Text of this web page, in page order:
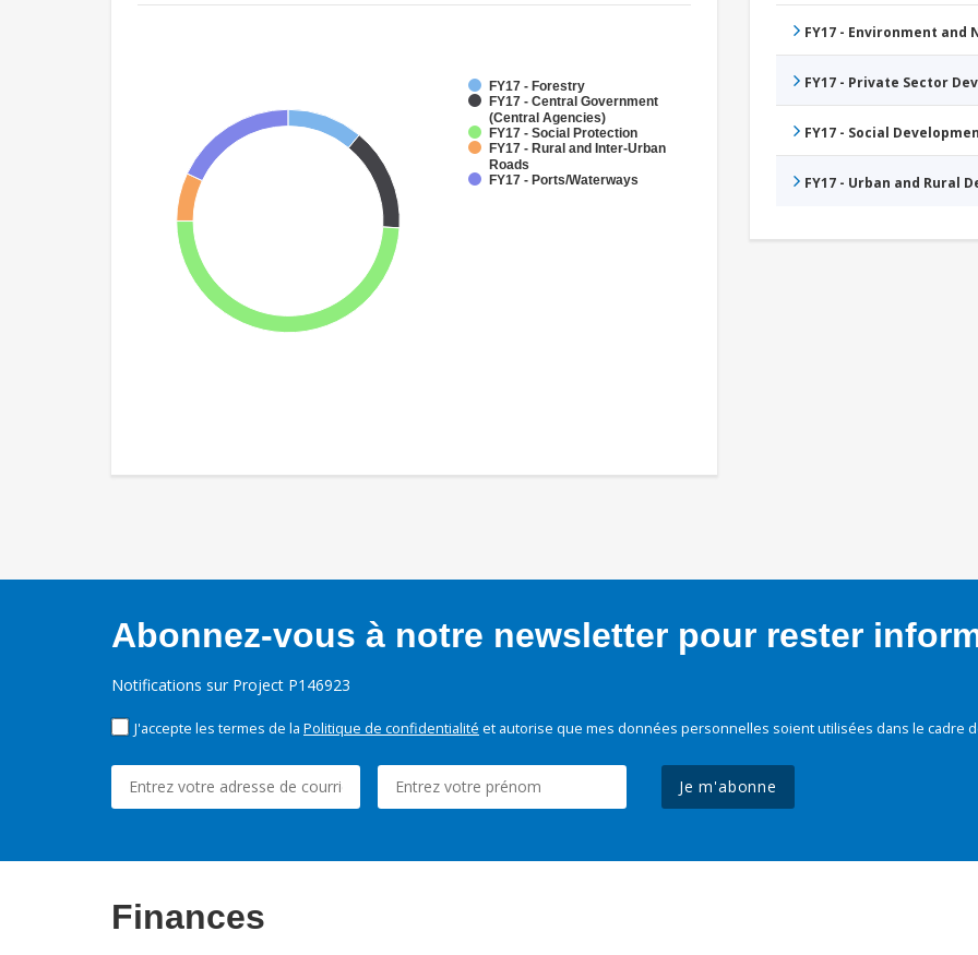
FY17 - Forestry
FY17 - Central Government
(Central Agencies)
FY17 - Social Protection
FY17 - Rural and Inter-Urban
Roads
FY17 - Ports/Waterways
FY17 - Environment
FY17 - Private Sector
FY17 - Social
FY17 - Urban and Rural
Abonnez-vous à notre newsletter pour rester
Notifications sur Project P146923
J'accepte les termes de la Politique de confidentialité et autorise que mes données personnelles soient utilisées dans le cadre
Je m'abonne
Finances